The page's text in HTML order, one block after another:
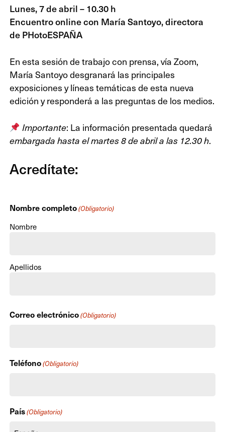
Lunes, 7 de abril – 10.30 h
Encuentro online con María Santoyo, directora
de PHotoESPAÑA
En esta sesión de trabajo con prensa, vía Zoom,
María Santoyo desgranará las principales
exposiciones y líneas temáticas de esta nueva
edición y responderá a las preguntas de los medios.
Importante: La información presentada quedará
embargada hasta el martes 8 de abril a las 12.30 h.
Acredítate:
Nombre completo(Obligatorio)
Nombre
Apellidos
Correo electrónico(Obligatorio)
Teléfono(Obligatorio)
País(Obligatorio)